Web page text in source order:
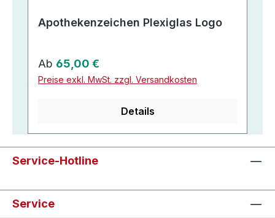
Apothekenzeichen Plexiglas Logo
Regulärer Preis:
Ab 65,00 €
Preise exkl. MwSt. zzgl. Versandkosten
Details
Service-Hotline
Service